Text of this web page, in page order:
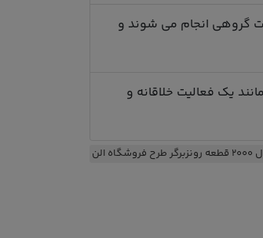
گروهی انجام می شوند و
یک فعالیت خلاقانه و
الن